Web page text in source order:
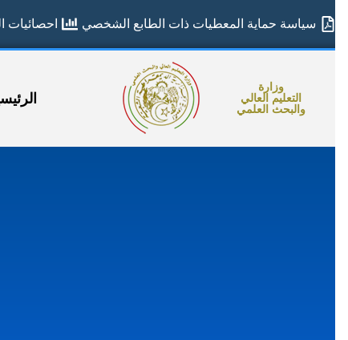
سياسة حماية المعطيات ذات الطابع الشخصي احصائيات
وزارة
التعليم العالي
والبحث العلمي
الرئيسية